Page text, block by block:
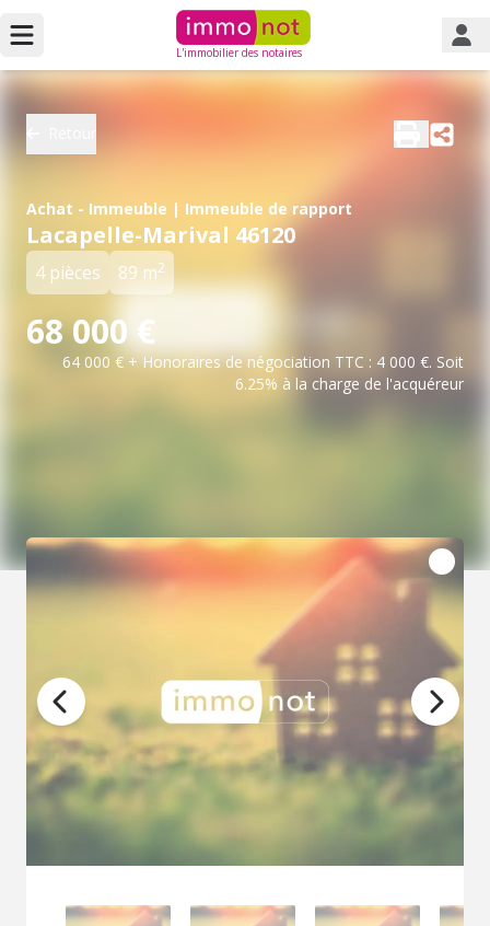
L'immobilier des notaires
Achat - Immeuble | Immeuble de rapport
Lacapelle-Marival 46120
4 pièces 89 m2
68 000 €
64 000 € + Honoraires de négociation TTC : 4 000 €. Soit
6.25% à la charge de l'acquéreur